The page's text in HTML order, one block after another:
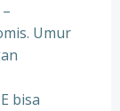
Umur
bisa